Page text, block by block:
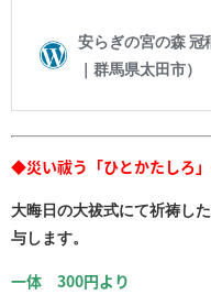
◆災い祓う「ひとかたしろ
大晦日の大祓式にて祈祷し
与します。
一体 300円より